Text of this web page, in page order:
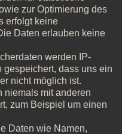
zur Optimierung des
erfolgt keine
Daten erlauben keine
werden IP-
dass uns ein
nicht möglich ist.
niemals mit anderen
zum Beispiel um einen
Daten wie Namen,